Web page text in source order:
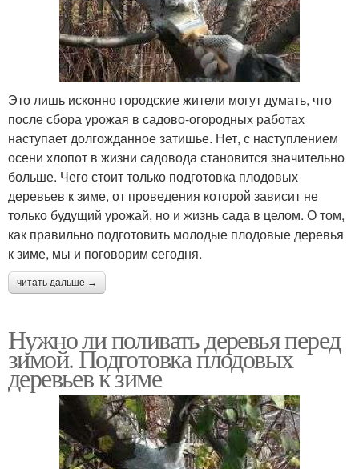
Это лишь исконно городские жители могут думать, что
после сбора урожая в садово-огородных работах
наступает долгожданное затишье. Нет, с наступлением
осени хлопот в жизни садовода становится значительно
больше. Чего стоит только подготовка плодовых
деревьев к зиме, от проведения которой зависит не
только будущий урожай, но и жизнь сада в целом. О том,
как правильно подготовить молодые плодовые деревья
к зиме, мы и поговорим сегодня.
читать дальше →
Нужно ли поливать деревья перед
зимой. Подготовка плодовых
деревьев к зиме